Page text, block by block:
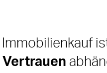
Vertrauen